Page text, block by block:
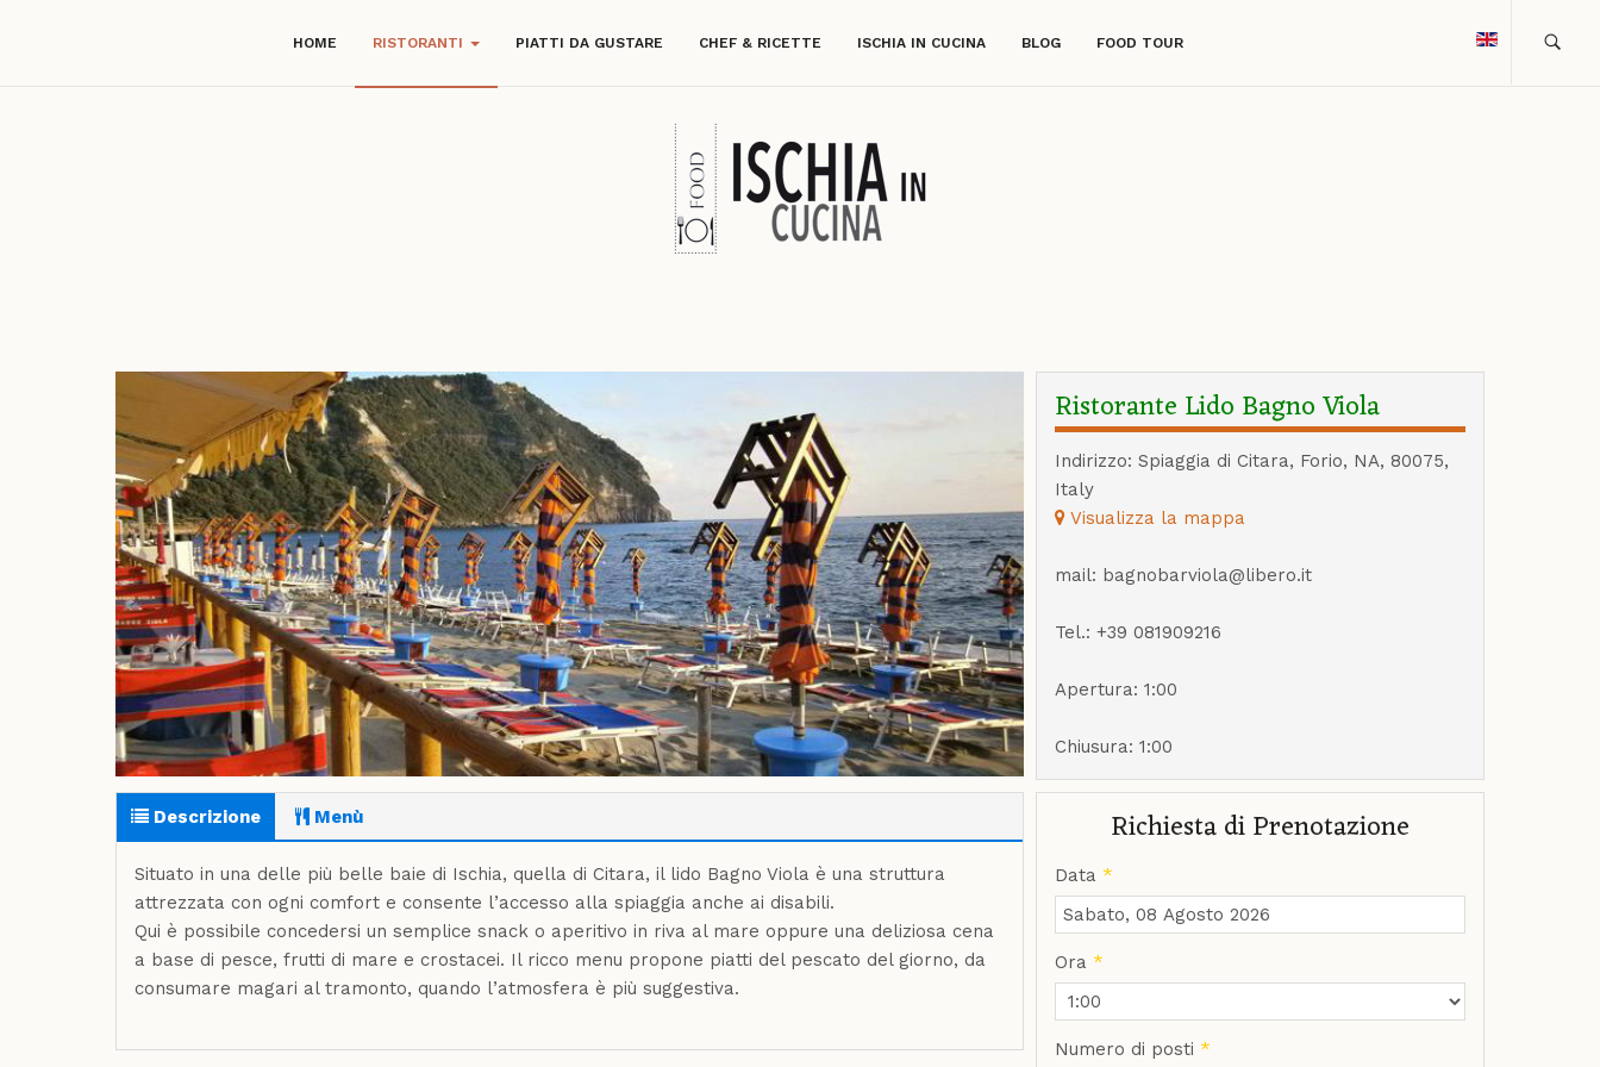
HOME RISTORANTI PIATTI DA GUSTARE CHEF & RICETTE ISCHIA IN CUCINA BLOG FOOD TOUR
Ristorante Lido Bagno Viola
Indirizzo: Spiaggia di Citara, Forio, NA, 80075,
Italy
Visualizza la mappa
mail: bagnobarviola@libero.it
Tel.: +39 081909216
Apertura: 1:00
Chiusura: 1:00
Descrizione Menù
Situato in una delle più belle baie di Ischia, quella di Citara, il lido Bagno Viola è una struttura
attrezzata con ogni comfort e consente l’accesso alla spiaggia anche ai disabili.
Qui è possibile concedersi un semplice snack o aperitivo in riva al mare oppure una deliziosa cena
a base di pesce, frutti di mare e crostacei. Il ricco menu propone piatti del pescato del giorno, da
consumare magari al tramonto, quando l’atmosfera è più suggestiva.
Richiesta di Prenotazione
Data *
Ora *
Numero di posti *